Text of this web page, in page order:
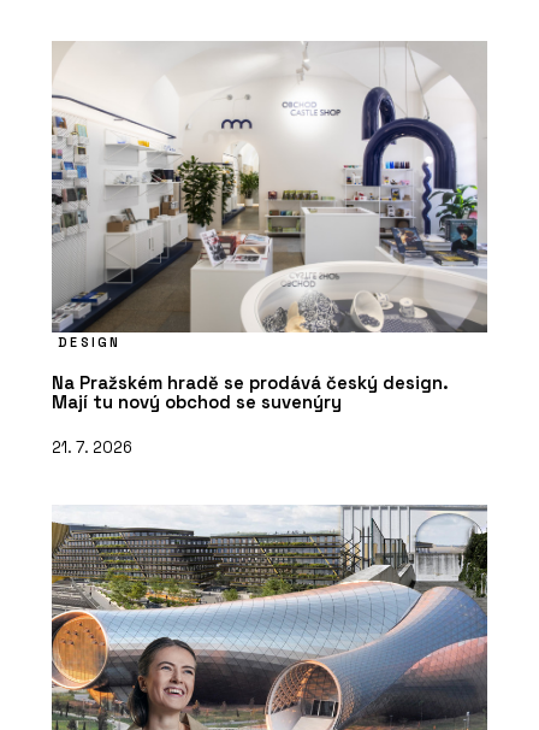
DESIGN
Na Pražském hradě se prodává český design.
Mají tu nový obchod se suvenýry
21. 7. 2026